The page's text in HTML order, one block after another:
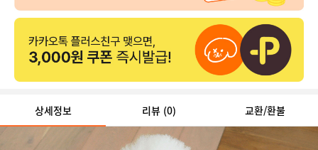
상세정보 리뷰 (0) 교환/환불